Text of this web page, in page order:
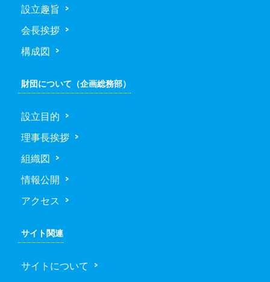
設立趣旨
会長挨拶
構成図
財団について（企画総務部）
設立目的
理事長挨拶
組織図
情報公開
アクセス
サイト関連
サイトについて